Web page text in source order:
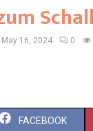
May 16, 2024 0
S
FACEBOOK